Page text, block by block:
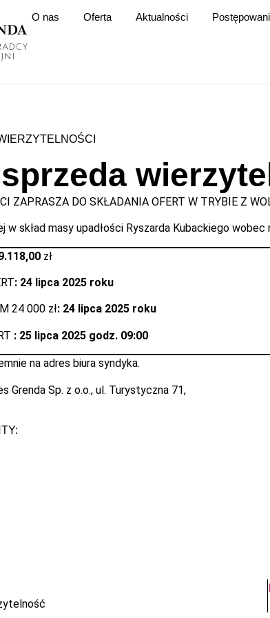
O nas Oferta Aktualności
ZAPRASZA DO SKŁADANIA OFERT W TRYBIE Z
skład masy upadłości Ryszarda Kubackiego
zł
: 24 lipca 2025 roku
24 000 zł: 24 lipca 2025 roku
: 25 lipca 2025 godz. 09:00
na adres biura syndyka.
Grenda Sp. z o.o., ul. Turystyczna 71,